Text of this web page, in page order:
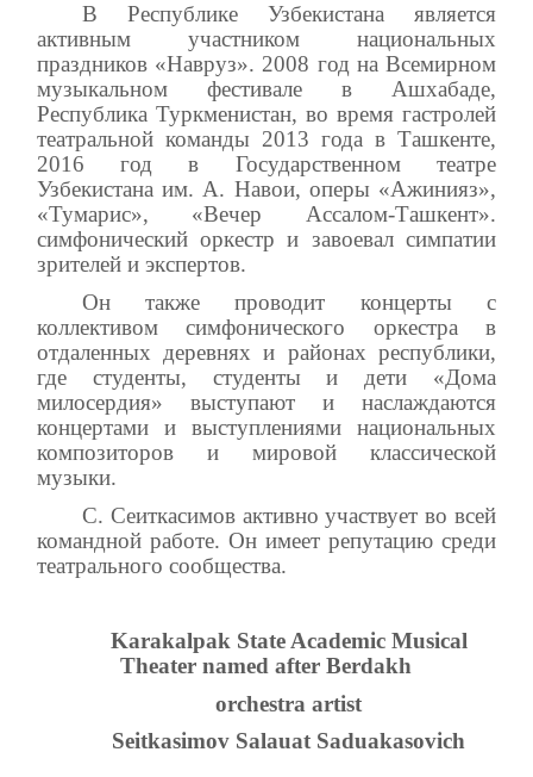
В Республике Узбекистана является
активным участником национальных
праздников «Навруз». 2008 год на Всемирном
музыкальном фестивале в Ашхабаде,
Республика Туркменистан, во время гастролей
театральной команды 2013 года в Ташкенте,
2016 год в Государственном театре
Узбекистана им. А. Навои, оперы «Ажинияз»,
«Тумарис», «Вечер Ассалом-Ташкент».
симфонический оркестр и завоевал симпатии
зрителей и экспертов.
Он также проводит концерты с
коллективом симфонического оркестра в
отдаленных деревнях и районах республики,
где студенты, студенты и дети «Дома
милосердия» выступают и наслаждаются
концертами и выступлениями национальных
композиторов и мировой классической
музыки.
С. Сеиткасимов активно участвует во всей
командной работе. Он имеет репутацию среди
театрального сообщества.
Karakalpak State Academic Musical
Theater named after Berdakh
orchestra artist
Seitkasimov Salauat Saduakasovich